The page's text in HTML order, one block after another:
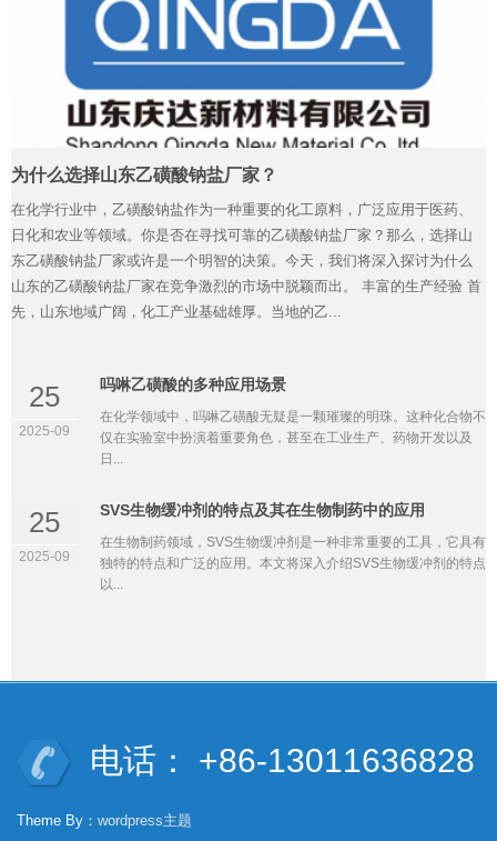
为什么选择山东乙磺酸钠盐厂家？
在化学行业中，乙磺酸钠盐作为一种重要的化工原料，广泛应用于医药、
日化和农业等领域。你是否在寻找可靠的乙磺酸钠盐厂家？那么，选择山
东乙磺酸钠盐厂家或许是一个明智的决策。今天，我们将深入探讨为什么
山东的乙磺酸钠盐厂家在竞争激烈的市场中脱颖而出。 丰富的生产经验 首
先，山东地域广阔，化工产业基础雄厚。当地的乙...
25
2025-09
吗啉乙磺酸的多种应用场景
在化学领域中，吗啉乙磺酸无疑是一颗璀璨的明珠。这种化合物不
仅在实验室中扮演着重要角色，甚至在工业生产、药物开发以及
日...
25
2025-09
SVS生物缓冲剂的特点及其在生物制药中的应用
在生物制药领域，SVS生物缓冲剂是一种非常重要的工具，它具有
独特的特点和广泛的应用。本文将深入介绍SVS生物缓冲剂的特点
以...
电话： +86-13011636828
Theme By： wordpress主题